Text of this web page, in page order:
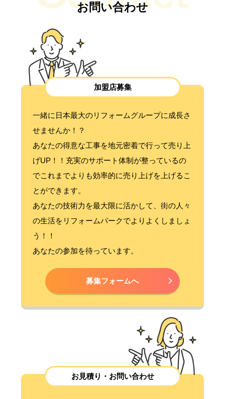
お問い合わせ
加盟店募集
一緒に日本最大のリフォームグループに成長さ
せませんか！？
あなたの得意な工事を地元密着で行って売り上
げUP！！充実のサポート体制が整っているの
でこれまでよりも効率的に売り上げを上げるこ
とができます。
あなたの技術力を最大限に活かして、街の人々
の生活をリフォームパークでよりよくしましょ
う！！
あなたの参加を待っています。
募集フォームへ
お見積り・お問い合わせ